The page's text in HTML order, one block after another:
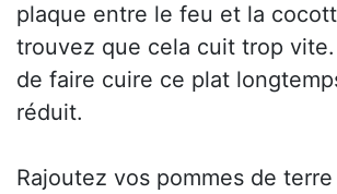
plaque entre le feu et la
trouvez que cela cuit trop
de faire cuire ce plat
réduit.
Rajoutez vos pommes de